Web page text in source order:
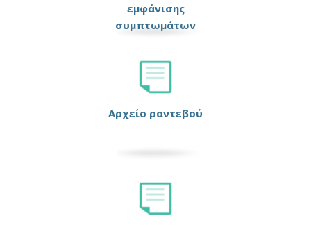
εμφάνισης
συμπτωμάτων
Αρχείο ραντεβού